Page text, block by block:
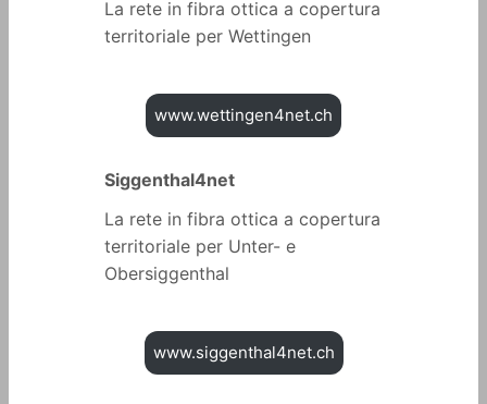
La rete in fibra ottica a copertura
territoriale per Wettingen
www.wettingen4net.ch
Siggenthal4net
La rete in fibra ottica a copertura
territoriale per Unter- e
Obersiggenthal
www.siggenthal4net.ch